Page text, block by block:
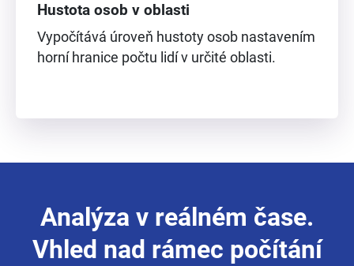
Hustota osob v oblasti
Vypočítává úroveň hustoty osob nastavením
horní hranice počtu lidí v určité oblasti.
Analýza v reálném čase.
Vhled nad rámec počítání